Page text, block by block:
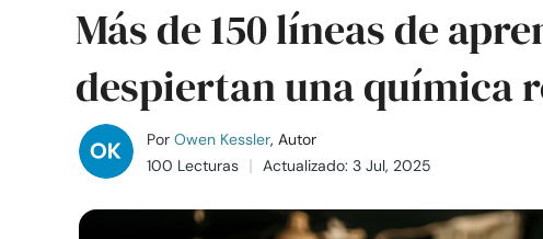
Más de 150 líneas de
despiertan una química
Por Owen Kessler, Autor
100 Lecturas
Actualizado: 3 Jul, 2025